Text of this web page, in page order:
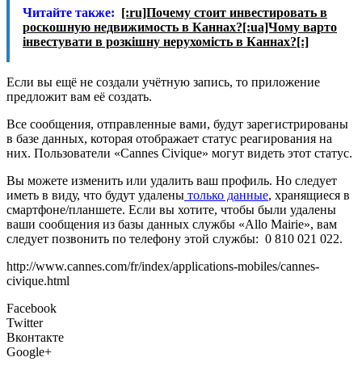
Читайте также: [:ru]Почему стоит инвестировать в
роскошную недвижимость в Каннах?[:ua]Чому варто
інвестувати в розкішну нерухомість в Каннах?[:]
Если вы ещё не создали учётную запись, то приложение
предложит вам её создать.
Все сообщения, отправленные вами, будут зарегистрированы
в базе данных, которая отображает статус реагирования на
них. Пользователи «Cannes Civique» могут видеть этот статус.
Вы можете изменить или удалить ваш профиль. Но следует
иметь в виду, что будут удалены только данные, хранящиеся в
смартфоне/планшете. Если вы хотите, чтобы были удалены
ваши сообщения из базы данных службы «Allo Mairie», вам
следует позвонить по телефону этой службы: 0 810 021 022.
http://www.cannes.com/fr/index/applications-mobiles/cannes-
civique.html
Facebook
Twitter
Вконтакте
Google+